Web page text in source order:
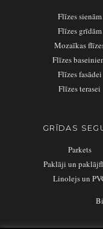
Flīzes sienām
Flīzes grīdām
Mozaīkas
Flīzes
Flīzes fasādei
Flīzes terasei
GRĪDAS
Parkets
Paklāji un
Linolejs un